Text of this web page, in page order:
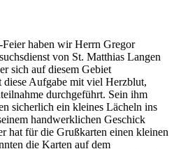
haben wir Herrn Gregor
von St. Matthias Langen
sich auf diesem Gebiet
diese Aufgabe mit viel Herzblut,
durchgeführt. Sein ihm
sicherlich ein kleines Lächeln ins
handwerklichen Geschick
hat für die Grußkarten einen kleinen
die Karten auf dem